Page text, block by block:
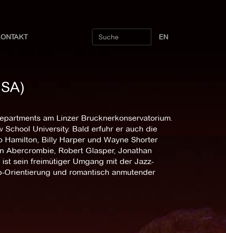
EN
am Linzer Brucknerkonservatorium.
University. Bald erfuhr er auch die
Billy Harper und Wayne Shorter
Abercrombie, Robert Glasper, Jonathan
sein freimütiger Umgang mit der Jazz-
Orientierung und romantisch anmutender